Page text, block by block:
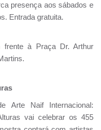
presença aos sábados e
Entrada gratuita.
frente à Praça Dr. Arthur
Arte Naif Internacional:
vai celebrar os 455